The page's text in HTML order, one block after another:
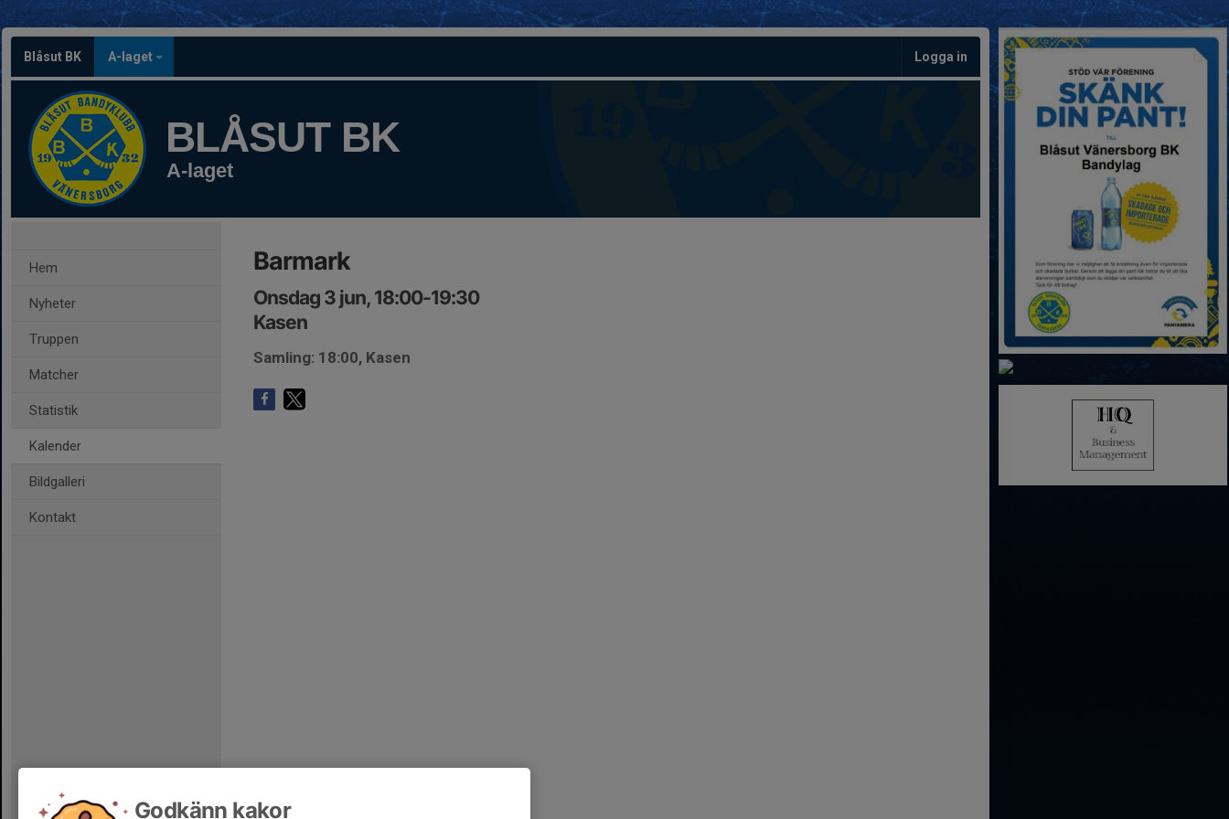
Blåsut BK A-laget Logga in
BLÅSUT BK
A-laget
Hem
Nyheter
Truppen
Matcher
Statistik
Kalender
Bildgalleri
Kontakt
Barmark
Onsdag 3 jun, 18:00-19:30
Kasen
Samling: 18:00, Kasen
Godkänn kakor